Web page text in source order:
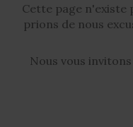
Cette page n'existe
prions de nous
Nous vous